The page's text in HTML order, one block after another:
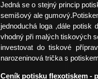
Jedná se o stejný princip
semišový ale
jednoduchá loga ,dále potisk
vhodný při malých tiskových
investovat do tiskové
narozeninová trička s
Ceník potisku flexotiskem -